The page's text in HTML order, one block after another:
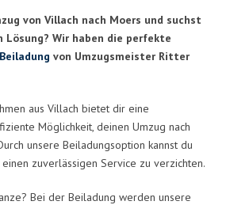
von Villach nach Moers und suchst
Lösung? Wir haben die perfekte
Beiladung von Umzugsmeister Ritter
aus Villach bietet dir eine
Möglichkeit, deinen Umzug nach
unsere Beiladungsoption kannst du
zuverlässigen Service zu verzichten.
Bei der Beiladung werden unsere